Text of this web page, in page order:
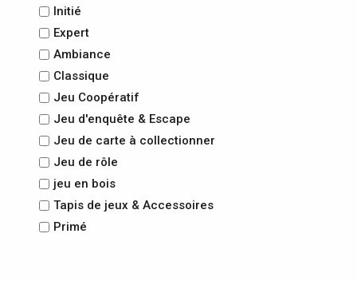
Initié
Expert
Ambiance
Classique
Jeu Coopératif
Jeu d'enquête & Escape
Jeu de carte à collectionner
Jeu de rôle
jeu en bois
Tapis de jeux & Accessoires
Primé